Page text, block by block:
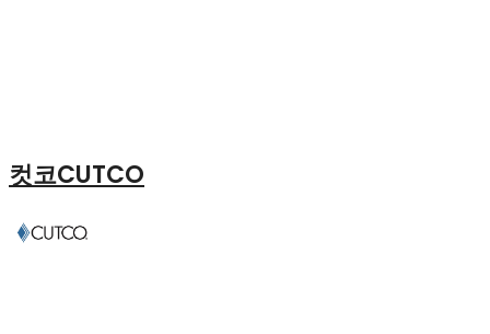
컷코CUTCO